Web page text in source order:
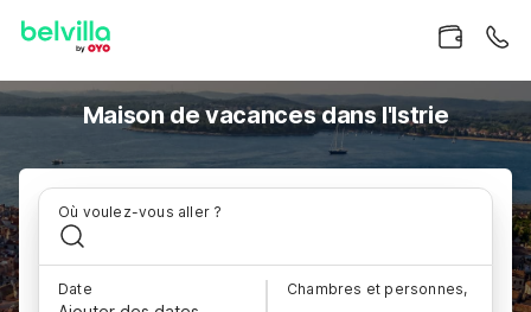
Maison de vacances dans l'Istrie
Où voulez-vous aller ?
Date Chambres et personnes,